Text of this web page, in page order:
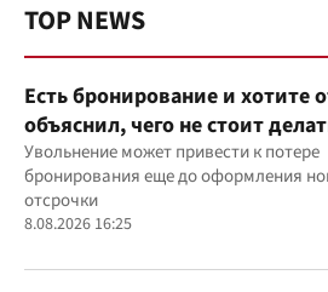
TOP NEWS
Есть бронирование и хотите
объяснил, чего не стоит
Увольнение может привести к потере
бронирования еще до оформления
отсрочки
8.08.2026 16:25